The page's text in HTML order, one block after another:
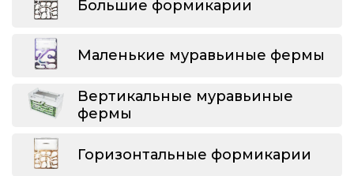
Большие формикарии
Маленькие муравьиные фермы
Вертикальные муравьиные
фермы
Горизонтальные формикарии